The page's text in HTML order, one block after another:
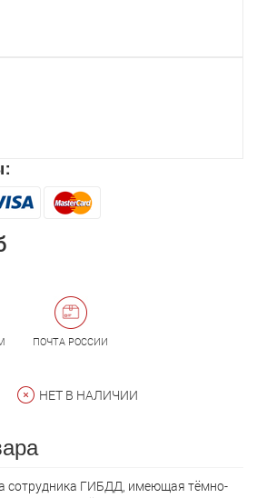
ПОЧТА РОССИИ
НЕТ В НАЛИЧИИ
сотрудника ГИБДД, имеющая тёмно-